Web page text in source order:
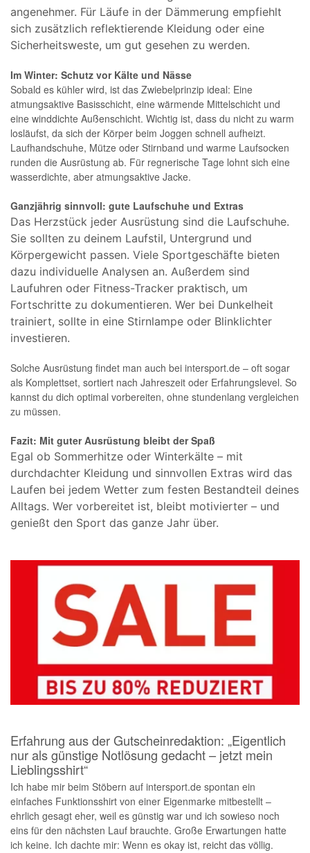
angenehmer. Für Läufe in der Dämmerung empfiehlt
sich zusätzlich reflektierende Kleidung oder eine
Sicherheitsweste, um gut gesehen zu werden.
Im Winter: Schutz vor Kälte und Nässe
Sobald es kühler wird, ist das Zwiebelprinzip ideal: Eine
atmungsaktive Basisschicht, eine wärmende Mittelschicht und
eine winddichte Außenschicht. Wichtig ist, dass du nicht zu warm
losläufst, da sich der Körper beim Joggen schnell aufheizt.
Laufhandschuhe, Mütze oder Stirnband und warme Laufsocken
runden die Ausrüstung ab. Für regnerische Tage lohnt sich eine
wasserdichte, aber atmungsaktive Jacke.
Ganzjährig sinnvoll: gute Laufschuhe und Extras
Das Herzstück jeder Ausrüstung sind die Laufschuhe.
Sie sollten zu deinem Laufstil, Untergrund und
Körpergewicht passen. Viele Sportgeschäfte bieten
dazu individuelle Analysen an. Außerdem sind
Laufuhren oder Fitness-Tracker praktisch, um
Fortschritte zu dokumentieren. Wer bei Dunkelheit
trainiert, sollte in eine Stirnlampe oder Blinklichter
investieren.
Solche Ausrüstung findet man auch bei intersport.de – oft sogar
als Komplettset, sortiert nach Jahreszeit oder Erfahrungslevel. So
kannst du dich optimal vorbereiten, ohne stundenlang vergleichen
zu müssen.
Fazit: Mit guter Ausrüstung bleibt der Spaß
Egal ob Sommerhitze oder Winterkälte – mit
durchdachter Kleidung und sinnvollen Extras wird das
Laufen bei jedem Wetter zum festen Bestandteil deines
Alltags. Wer vorbereitet ist, bleibt motivierter – und
genießt den Sport das ganze Jahr über.
Erfahrung aus der Gutscheinredaktion: „Eigentlich
nur als günstige Notlösung gedacht – jetzt mein
Lieblingsshirt“
Ich habe mir beim Stöbern auf intersport.de spontan ein
einfaches Funktionsshirt von einer Eigenmarke mitbestellt –
ehrlich gesagt eher, weil es günstig war und ich sowieso noch
eins für den nächsten Lauf brauchte. Große Erwartungen hatte
ich keine. Ich dachte mir: Wenn es okay ist, reicht das völlig.